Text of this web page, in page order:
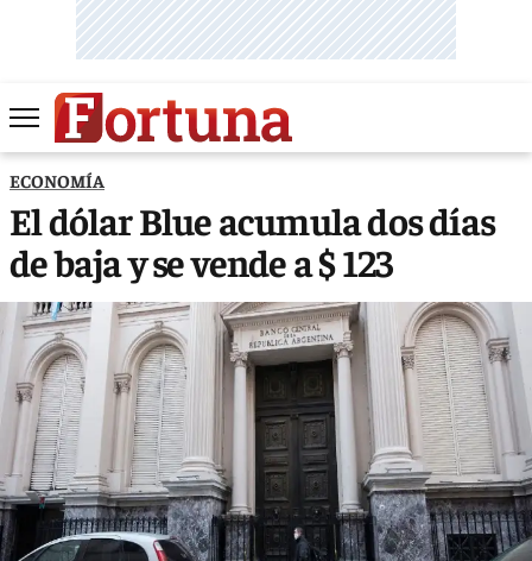
ECONOMÍA
El dólar Blue acumula dos días
de baja y se vende a $ 123